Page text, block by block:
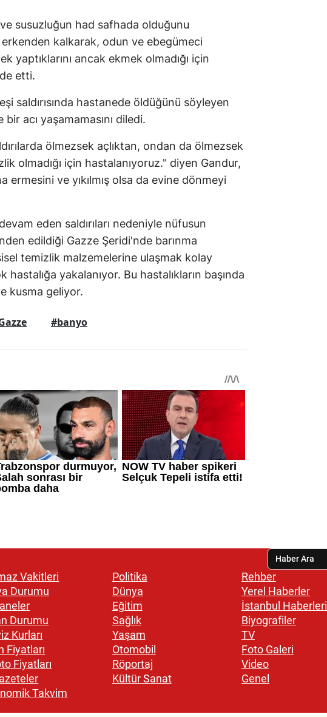
susuzluğun had safhada olduğunu
kalkarak, odun ve ebegümeci
yaptıklarını ancak ekmek olmadığı için
etti.
saldırısında hastanede öldüğünü söyleyen
acı yaşamamasını diledi.
ölmezsek açlıktan, ondan da ölmezsek
olmadığı için hastalanıyoruz." diyen Gandur,
ermesini ve yıkılmış olsa da evine dönmeyi
eden saldırıları nedeniyle nüfusun
edildiği Gazze Şeridi'nde barınma
temizlik malzemelerine ulaşmak kolay
hastalığa yakalanıyor. Bu hastalıkların başında
kusma geliyor.
#banyo
Vakitleri
Durumu
Durumu
Kurları
Fiyatları
Fiyatları
Takvim
Politika
Dünya
Eğitim
Sağlık
Yaşam
Otomobil
Röportaj
Kültür Sanat
Rehber
Yerel Haberler
İstanbul Haberleri
Biyografiler
TV
Foto Galeri
Video
Genel